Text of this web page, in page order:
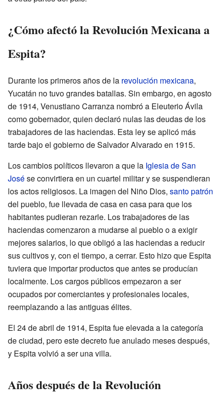
¿Cómo afectó la Revolución Mexicana a
Espita?
Durante los primeros años de la revolución mexicana,
Yucatán no tuvo grandes batallas. Sin embargo, en agosto
de 1914, Venustiano Carranza nombró a Eleuterio Ávila
como gobernador, quien declaró nulas las deudas de los
trabajadores de las haciendas. Esta ley se aplicó más
tarde bajo el gobierno de Salvador Alvarado en 1915.
Los cambios políticos llevaron a que la Iglesia de San
Josése convirtiera en un cuartel militar y se suspendieran
los actos religiosos. La imagen del Niño Dios, santo patrón
del pueblo, fue llevada de casa en casa para que los
habitantes pudieran rezarle. Los trabajadores de las
haciendas comenzaron a mudarse al pueblo o a exigir
mejores salarios, lo que obligó a las haciendas a reducir
sus cultivos y, con el tiempo, a cerrar. Esto hizo que Espita
tuviera que importar productos que antes se producían
localmente. Los cargos públicos empezaron a ser
ocupados por comerciantes y profesionales locales,
reemplazando a las antiguas élites.
El 24 de abril de 1914, Espita fue elevada a la categoría
de ciudad, pero este decreto fue anulado meses después,
y Espita volvió a ser una villa.
Años después de la Revolución